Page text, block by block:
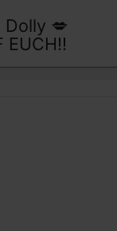
Dolly 💋
EUCH!!